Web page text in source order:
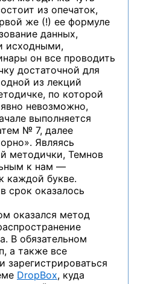
из опечаток,
же (!) ее формуле
данных,
исходными,
он все проводить
достаточной для
из лекций
по которой
невозможно,
выполняется
№ 7, далее
Являясь
методички, Темнов
к нам —
каждой букве.
срок оказалось
оказался метод
В обязательном
а также все
DropBox, куда